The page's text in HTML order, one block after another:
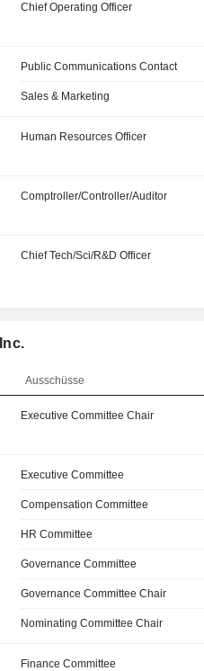
Chief Operating Officer
Public Communications Contact
Sales & Marketing
Human Resources Officer
Comptroller/Controller/Auditor
Chief Tech/Sci/R&D Officer
Ausschüsse
Executive Committee Chair
Executive Committee
Compensation Committee
HR Committee
Governance Committee
Governance Committee Chair
Nominating Committee Chair
Finance Committee